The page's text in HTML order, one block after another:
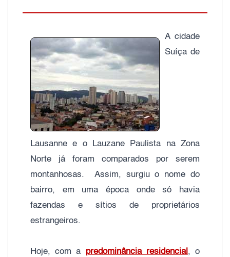
A cidade
Suíça de
Lausanne e o Lauzane Paulista na Zona
Norte já foram comparados por serem
montanhosas. Assim, surgiu o nome do
bairro, em uma época onde só havia
fazendas e sítios de proprietários
estrangeiros.
Hoje, com a predominância residencial, o